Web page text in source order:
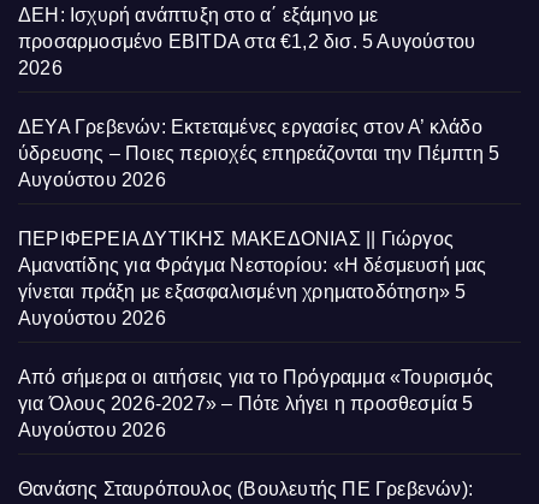
ΔΕΗ: Ισχυρή ανάπτυξη στο α΄ εξάμηνο με
προσαρμοσμένο EBITDA στα €1,2 δισ. 5 Αυγούστου
2026
ΔΕΥΑ Γρεβενών: Εκτεταμένες εργασίες στον Α’ κλάδο
ύδρευσης – Ποιες περιοχές επηρεάζονται την Πέμπτη 5
Αυγούστου 2026
ΠΕΡΙΦΕΡΕΙΑ ΔΥΤΙΚΗΣ ΜΑΚΕΔΟΝΙΑΣ || Γιώργος
Αμανατίδης για Φράγμα Νεστορίου: «Η δέσμευσή μας
γίνεται πράξη με εξασφαλισμένη χρηματοδότηση» 5
Αυγούστου 2026
Από σήμερα οι αιτήσεις για το Πρόγραμμα «Τουρισμός
για Όλους 2026-2027» – Πότε λήγει η προσθεσμία 5
Αυγούστου 2026
Θανάσης Σταυρόπουλος (Βουλευτής ΠΕ Γρεβενών):